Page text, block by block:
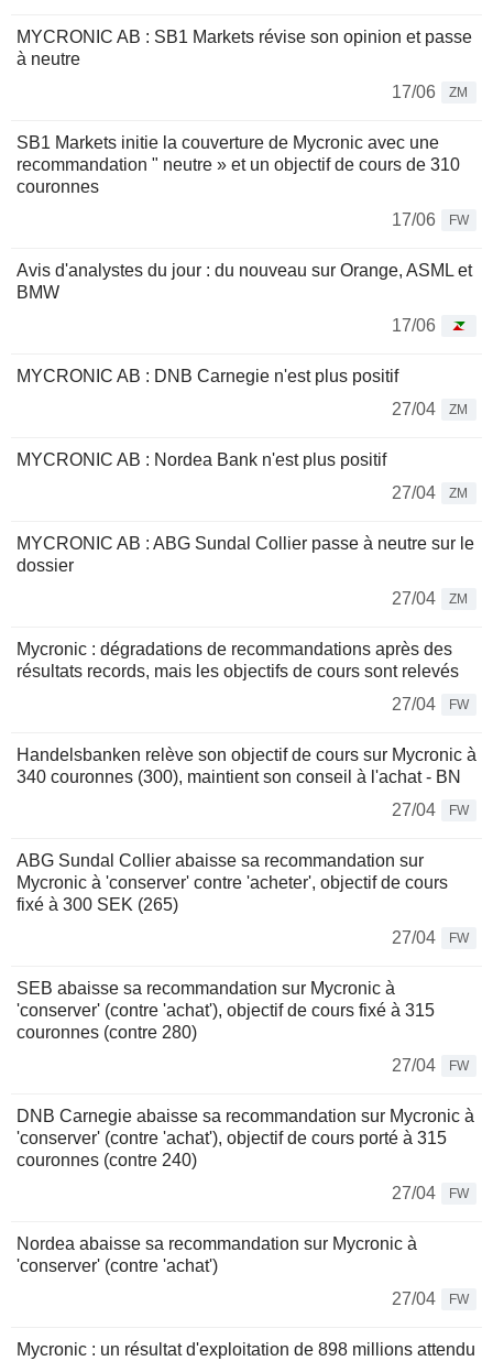
MYCRONIC AB : SB1 Markets révise son opinion et passe
à neutre
17/06
ZM
SB1 Markets initie la couverture de Mycronic avec une
recommandation " neutre » et un objectif de cours de 310
couronnes
17/06
FW
Avis d'analystes du jour : du nouveau sur Orange, ASML et
BMW
17/06
MYCRONIC AB : DNB Carnegie n'est plus positif
27/04
ZM
MYCRONIC AB : Nordea Bank n'est plus positif
27/04
ZM
MYCRONIC AB : ABG Sundal Collier passe à neutre sur le
dossier
27/04
ZM
Mycronic : dégradations de recommandations après des
résultats records, mais les objectifs de cours sont relevés
27/04
FW
Handelsbanken relève son objectif de cours sur Mycronic à
340 couronnes (300), maintient son conseil à l'achat - BN
27/04
FW
ABG Sundal Collier abaisse sa recommandation sur
Mycronic à 'conserver' contre 'acheter', objectif de cours
fixé à 300 SEK (265)
27/04
FW
SEB abaisse sa recommandation sur Mycronic à
'conserver' (contre 'achat'), objectif de cours fixé à 315
couronnes (contre 280)
27/04
FW
DNB Carnegie abaisse sa recommandation sur Mycronic à
'conserver' (contre 'achat'), objectif de cours porté à 315
couronnes (contre 240)
27/04
FW
Nordea abaisse sa recommandation sur Mycronic à
'conserver' (contre 'achat')
27/04
FW
Mycronic : un résultat d'exploitation de 898 millions attendu